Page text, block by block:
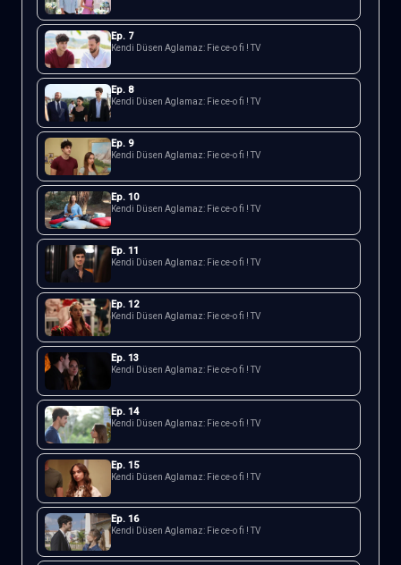
Ep. 7
Kendi Düsen Aglamaz: Fie ce-o fi ! TV
Ep. 8
Kendi Düsen Aglamaz: Fie ce-o fi ! TV
Ep. 9
Kendi Düsen Aglamaz: Fie ce-o fi ! TV
Ep. 10
Kendi Düsen Aglamaz: Fie ce-o fi ! TV
Ep. 11
Kendi Düsen Aglamaz: Fie ce-o fi ! TV
Ep. 12
Kendi Düsen Aglamaz: Fie ce-o fi ! TV
Ep. 13
Kendi Düsen Aglamaz: Fie ce-o fi ! TV
Ep. 14
Kendi Düsen Aglamaz: Fie ce-o fi ! TV
Ep. 15
Kendi Düsen Aglamaz: Fie ce-o fi ! TV
Ep. 16
Kendi Düsen Aglamaz: Fie ce-o fi ! TV